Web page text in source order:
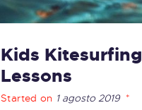
Kids Kitesurfing
Lessons
Started on 1 agosto 2019